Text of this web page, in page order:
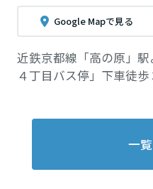
Google Mapで見る
近鉄京都線「高の原」
４丁目バス停」下車徒歩
一